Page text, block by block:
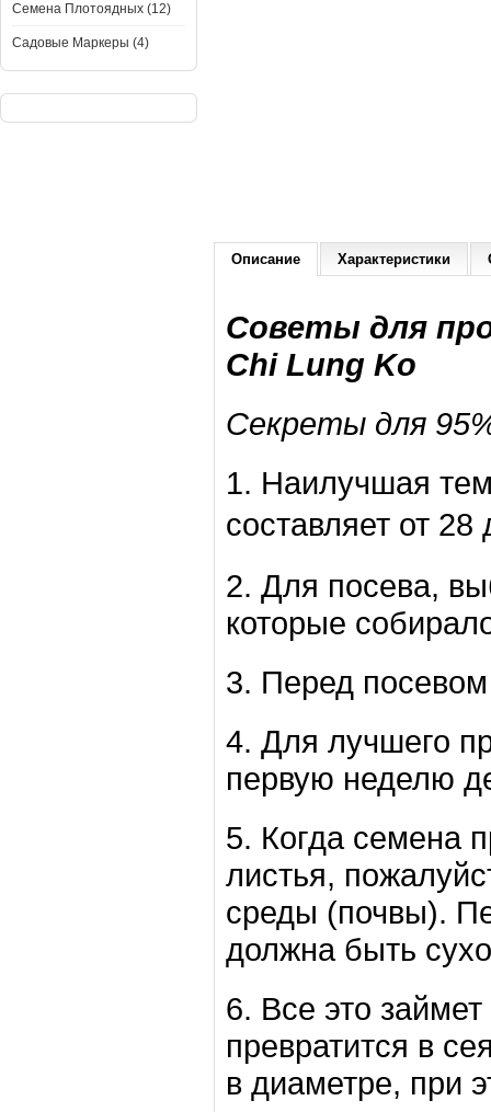
Семена Плотоядных (12)
Садовые Маркеры (4)
Описание Характеристики
Советы для
Chi Lung Ko
Секреты для
1. Наилучшая
составляет от
2. Для посева,
которые
3. Перед
4. Для лучшего
первую неделю
5. Когда семена
листья,
среды (почвы).
должна быть
6. Все это
превратится в
в диаметре, при